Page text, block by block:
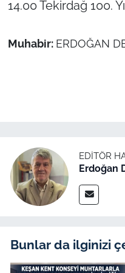
14.00 Tekirdağ 100.
Muhabir: ERDOĞAN
EDITÖR
Erdoğan
Bunlar da ilginizi